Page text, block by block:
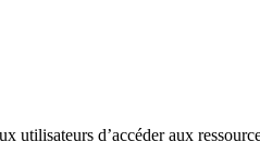
d’accéder aux